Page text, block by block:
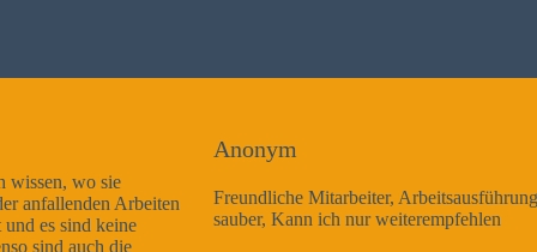
Freundliche Mitarbeiter, Arbeitsausführung sehr gut und sehr
sauber, Kann ich nur weiterempfehlen